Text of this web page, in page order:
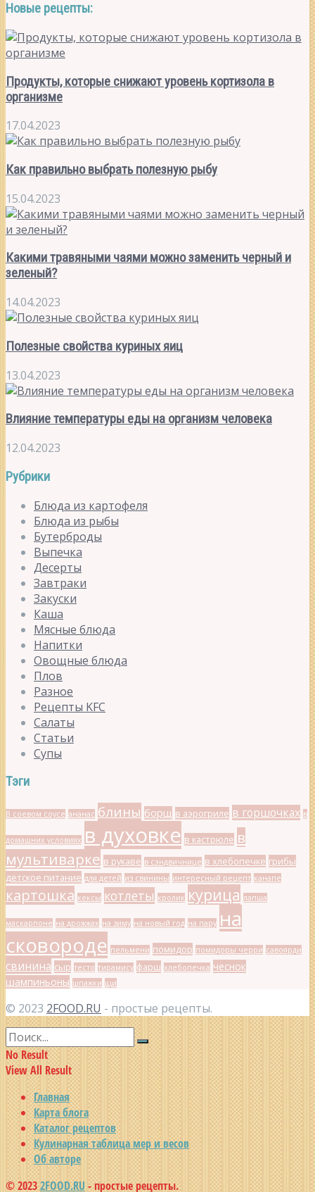
Новые рецепты:
Продукты, которые снижают уровень кортизола в
организме
17.04.2023
Как правильно выбрать полезную рыбу
15.04.2023
Какими травяными чаями можно заменить черный и
зеленый?
14.04.2023
Полезные свойства куриных яиц
13.04.2023
Влияние температуры еды на организм человека
12.04.2023
Рубрики
Блюда из картофеля
Блюда из рыбы
Бутерброды
Выпечка
Десерты
Завтраки
Закуски
Каша
Мясные блюда
Напитки
Овощные блюда
Плов
Разное
Рецепты KFC
Салаты
Статьи
Супы
Тэги
В соевом соусе ананас блины борщ в аэрогриле в горшочках в
домашних условиях в духовке в кастрюле в
мультиварке в рукаве в сэндвичнице в хлебопечке грибы
детское питание для детей из свинины интересный рецепт канапе
картошка кексы котлеты кролик курица лапша
маскарпоне на дрожжах на зиму на новый год на пару на
сковороде пельмени помидор помидоры черри савоярди
свинина сыр тесто тирамису фарш хлебопечка чеснок
шампиньоны шпажки щи
© 2023 2FOOD.RU - простые рецепты.
No Result
View All Result
Главная
Карта блога
Каталог рецептов
Кулинарная таблица мер и весов
Об авторе
© 20232FOOD.RU - простые рецепты.